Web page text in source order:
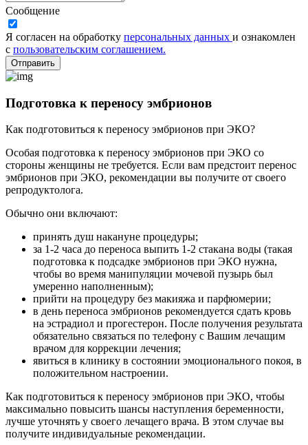
Сообщение
Я согласен на обработку персональных данных и ознакомлен
с пользовательским соглашением.
Отправить
Подготовка к переносу эмбрионов
Как подготовиться к переносу эмбрионов при ЭКО?
Особая подготовка к переносу эмбрионов при ЭКО со
стороны женщины не требуется. Если вам предстоит перенос
эмбрионов при ЭКО, рекомендации вы получите от своего
репродуктолога.
Обычно они включают:
принять душ накануне процедуры;
за 1-2 часа до переноса выпить 1-2 стакана воды (такая
подготовка к подсадке эмбрионов при ЭКО нужна,
чтобы во время манипуляции мочевой пузырь был
умеренно наполненным);
прийти на процедуру без макияжа и парфюмерии;
в день переноса эмбрионов рекомендуется сдать кровь
на эстрадиол и прогестерон. После получения результата
обязательно связаться по телефону с Вашим лечащим
врачом для коррекции лечения;
явиться в клинику в состоянии эмоционального покоя, в
положительном настроении.
Как подготовиться к переносу эмбрионов при ЭКО, чтобы
максимально повысить шансы наступления беременности,
лучше уточнять у своего лечащего врача. В этом случае вы
получите индивидуальные рекомендации.